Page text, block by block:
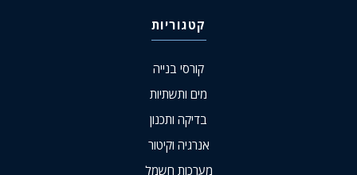
קטגוריות
קורסי בנייה
מים ותשתיות
בדיקה ותכנון
אנרגיה וקיטור
מערכות חשמל